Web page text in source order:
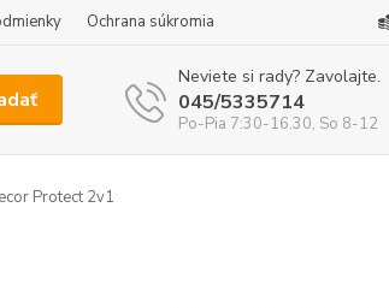
Ochrana súkromia
Neviete si rady? Zavolajte.
045/5335714
Po-Pia 7:30-16.30, So 8-12
Protect 2v1